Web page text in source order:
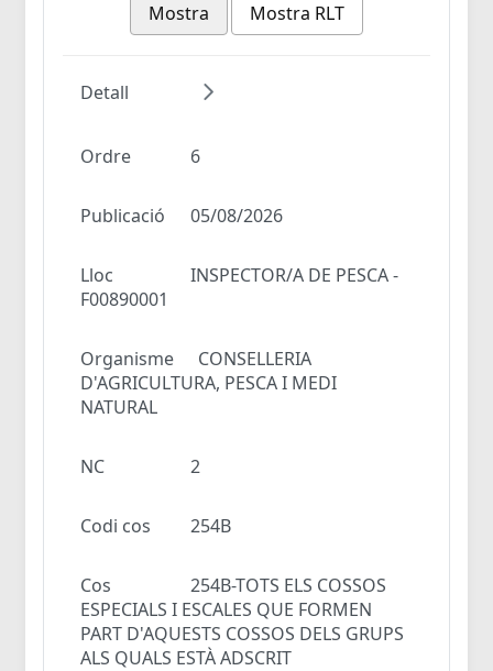
Mostra
Mostra RLT
Detall
Ordre 6
Publicació 05/08/2026
Lloc
INSPECTOR/A DE PESCA -
F00890001
Organisme
CONSELLERIA
D'AGRICULTURA, PESCA I MEDI
NATURAL
NC 2
Codi cos 254B
Cos
254B-TOTS ELS COSSOS
ESPECIALS I ESCALES QUE FORMEN
PART D'AQUESTS COSSOS DELS GRUPS
ALS QUALS ESTÀ ADSCRIT